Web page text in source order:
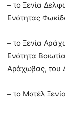
– το Ξενία
Ενότητας
– το Ξενία
Ενότητα
Αράχωβας, του
– το Μοτέλ